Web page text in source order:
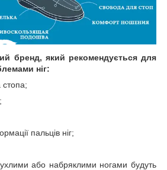
бренд, який рекомендується для
ніг:
стопа;
пальців ніг;
або набряклими ногами будуть